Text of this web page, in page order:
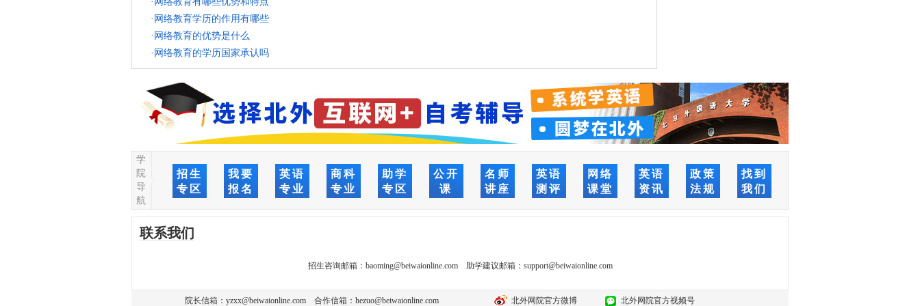
· 网络教育学历的作用有哪些
· 网络教育的优势是什么
· 网络教育的学历国家承认吗
学
院
导
航
招生
专区
我要
报名
英语
专业
商科
专业
助学
专区
公开
课
名师
讲座
英语
测评
网络
课堂
英语
资讯
政策
法规
找到
我们
联系我们
招生咨询邮箱： baoming@beiwaionline.com助学建议邮箱： support@beiwaionline.com
院长信箱： yzxx@beiwaionline.com 合作信箱： hezuo@beiwaionline.com 北外网院官方微博 北外网院官方视频号